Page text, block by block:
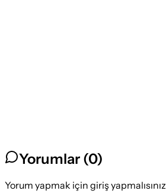
Yorumlar (0)
Yorum yapmak için giriş